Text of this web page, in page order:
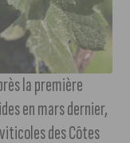
la première
en mars dernier,
des Côtes